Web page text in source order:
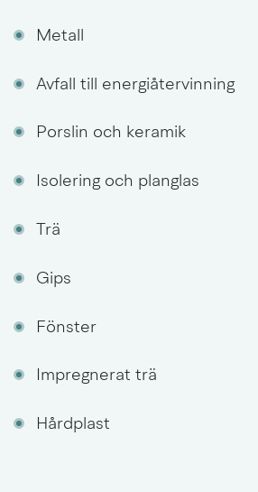
Metall
Avfall till energiåtervinning
Porslin och keramik
Isolering och planglas
Trä
Gips
Fönster
Impregnerat trä
Hårdplast